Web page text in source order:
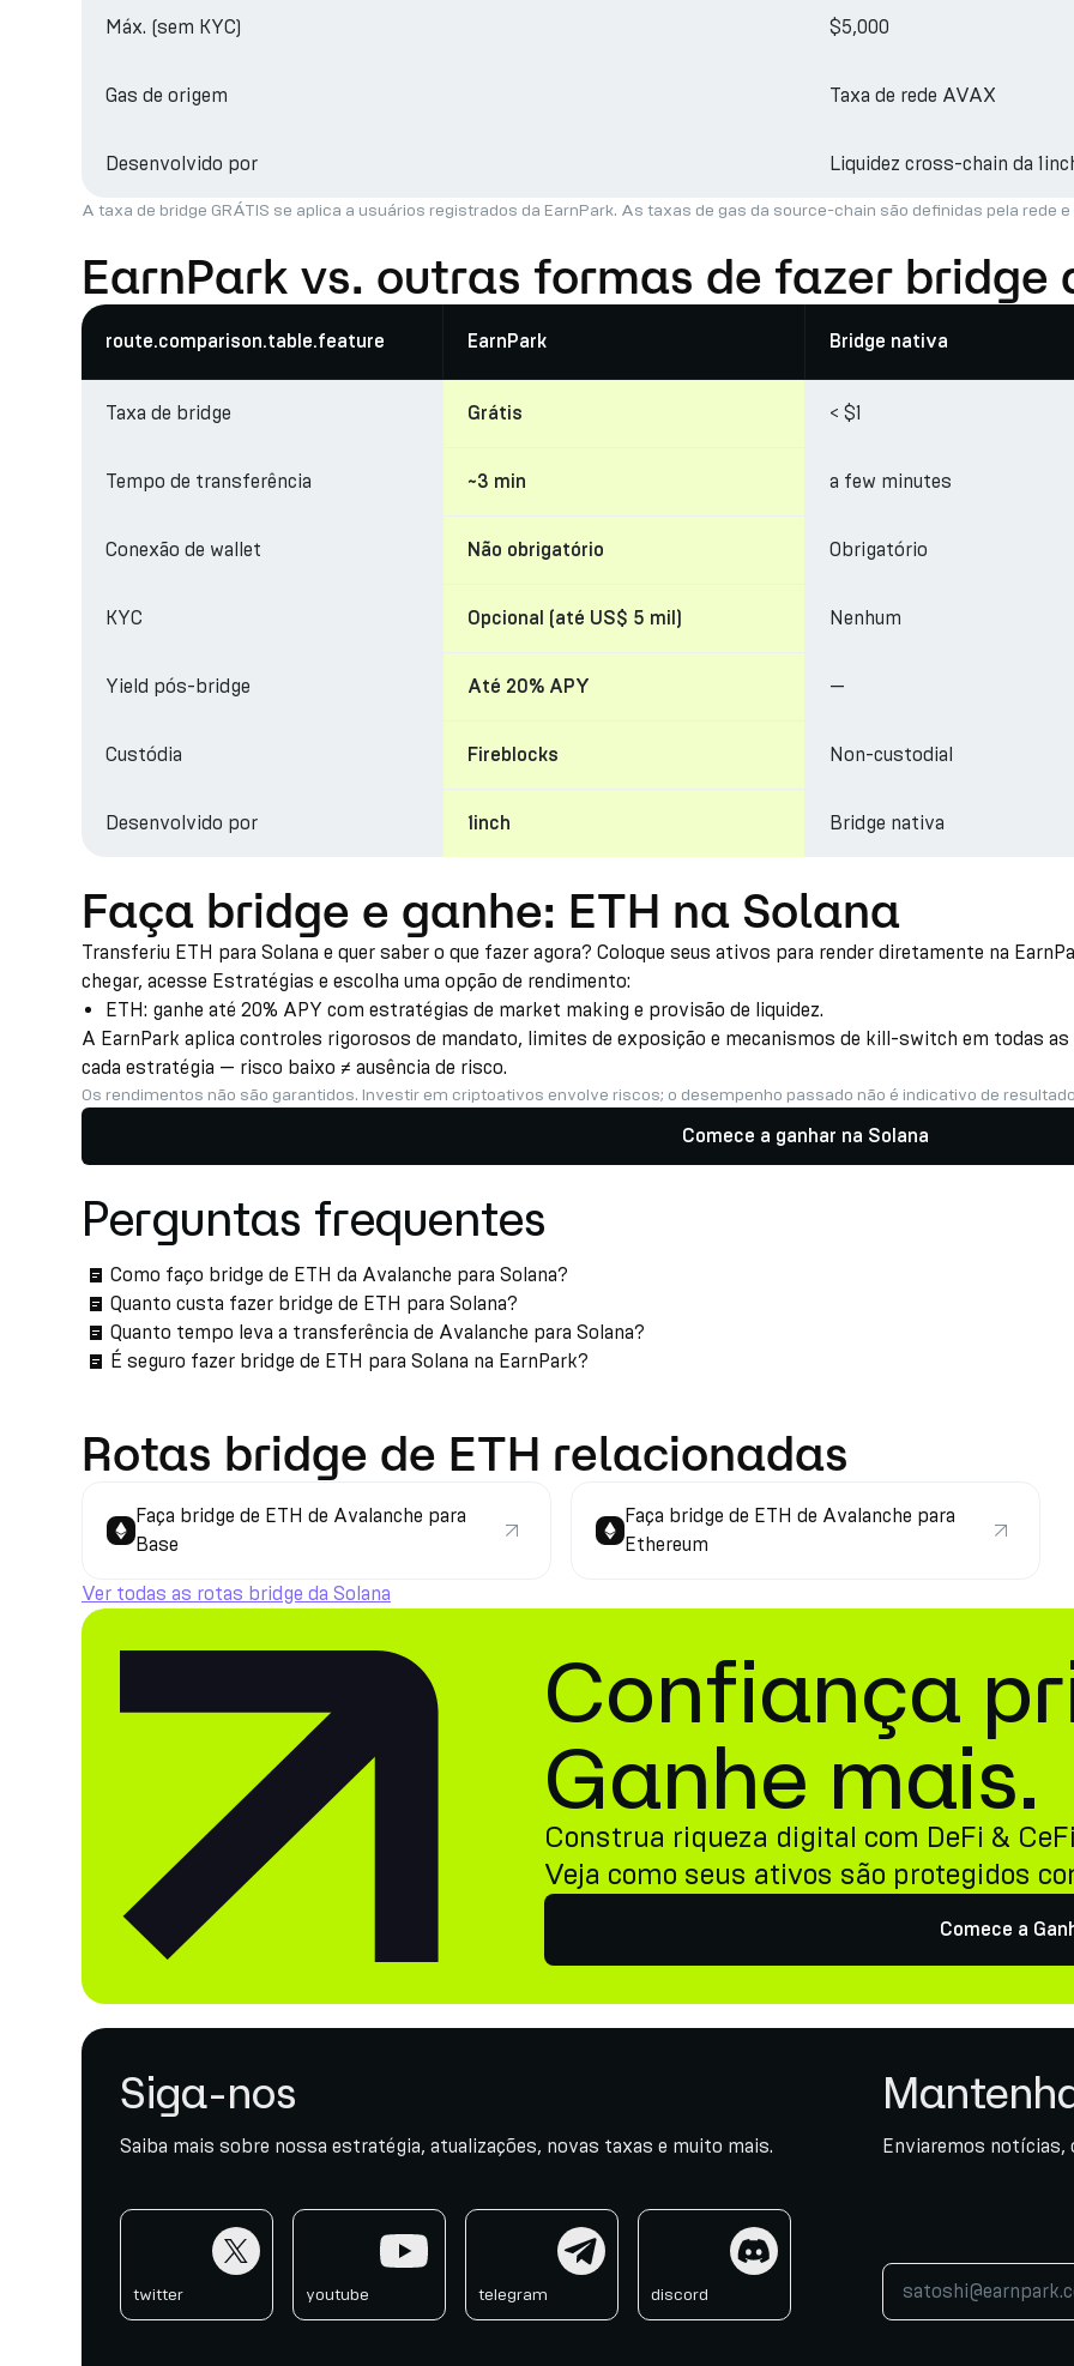
Máx. (sem KYC) $5,000
Gas de origem Taxa de rede AVAX
Desenvolvido por Liquidez cross-chain da
A taxa de bridge GRÁTIS se aplica a usuários registrados da EarnPark. As taxas de gas da source-chain são definidas pela rede
EarnPark vs. outras formas de fazer bridge
route.comparison.table.feature EarnPark Bridge nativa
Taxa de bridge Grátis < $1
Tempo de transferência ~3 min a few minutes
Conexão de wallet Não obrigatório Obrigatório
KYC Opcional (até US$ 5 mil) Nenhum
Yield pós-bridge Até 20% APY —
Custódia Fireblocks Non-custodial
Desenvolvido por 1inch Bridge nativa
Faça bridge e ganhe: ETH na Solana
Transferiu ETH para Solana e quer saber o que fazer agora? Coloque seus ativos para render diretamente na
chegar, acesse Estratégias e escolha uma opção de rendimento:
ETH: ganhe até 20% APY com estratégias de market making e provisão de liquidez.
A EarnPark aplica controles rigorosos de mandato, limites de exposição e mecanismos de kill-switch em todas
cada estratégia — risco baixo ≠ ausência de risco.
Os rendimentos não são garantidos. Investir em criptoativos envolve riscos; o desempenho passado não é indicativo de
Comece a ganhar na Solana
Perguntas frequentes
Como faço bridge de ETH da Avalanche para Solana?
Quanto custa fazer bridge de ETH para Solana?
Quanto tempo leva a transferência de Avalanche para Solana?
É seguro fazer bridge de ETH para Solana na EarnPark?
Rotas bridge de ETH relacionadas
Faça bridge de ETH de Avalanche para
Base
Faça bridge de ETH de Avalanche para
Ethereum
Ver todas as rotas bridge da Solana
Confiança
Ganhe mais.
Construa riqueza digital com DeFi & CeFi
Veja como seus ativos são protegidos
Comece a
Siga-nos
Saiba mais sobre nossa estratégia, atualizações, novas taxas e muito mais.
twitter youtube telegram discord
Enviaremos notícias,